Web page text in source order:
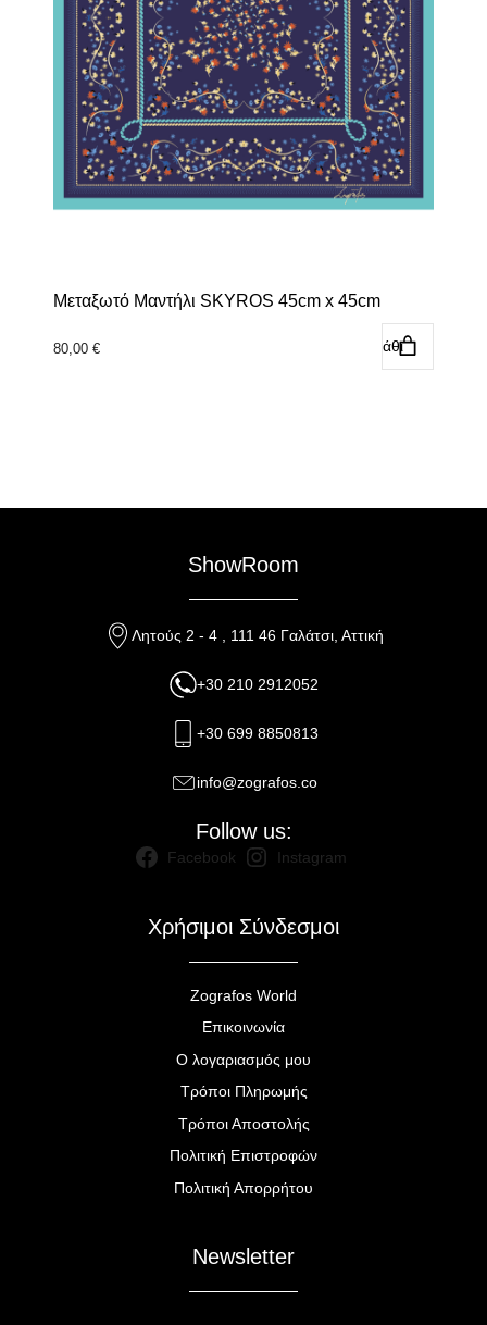
Μεταξωτό Μαντήλι SKYROS 45cm x 45cm
80,00 € Προσθήκη στο καλάθι
ShowRoom
Λητούς 2 - 4 , 111 46 Γαλάτσι, Αττική
+30 210 2912052
+30 699 8850813
info@zografos.co
Follow us:
Facebook Instagram
Χρήσιμοι Σύνδεσμοι
Zografos World
Επικοινωνία
Ο λογαριασμός μου
Τρόποι Πληρωμής
Τρόποι Αποστολής
Πολιτική Επιστροφών
Πολιτική Απορρήτου
Newsletter